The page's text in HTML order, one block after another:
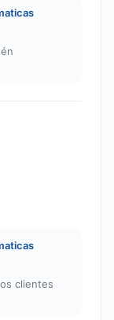
clientes